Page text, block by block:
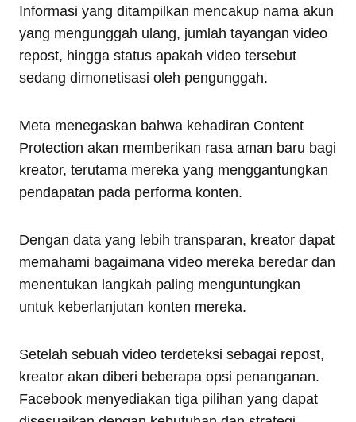
Informasi yang ditampilkan mencakup nama akun
yang mengunggah ulang, jumlah tayangan video
repost, hingga status apakah video tersebut
sedang dimonetisasi oleh pengunggah.
Meta menegaskan bahwa kehadiran Content
Protection akan memberikan rasa aman baru bagi
kreator, terutama mereka yang menggantungkan
pendapatan pada performa konten.
Dengan data yang lebih transparan, kreator dapat
memahami bagaimana video mereka beredar dan
menentukan langkah paling menguntungkan
untuk keberlanjutan konten mereka.
Setelah sebuah video terdeteksi sebagai repost,
kreator akan diberi beberapa opsi penanganan.
Facebook menyediakan tiga pilihan yang dapat